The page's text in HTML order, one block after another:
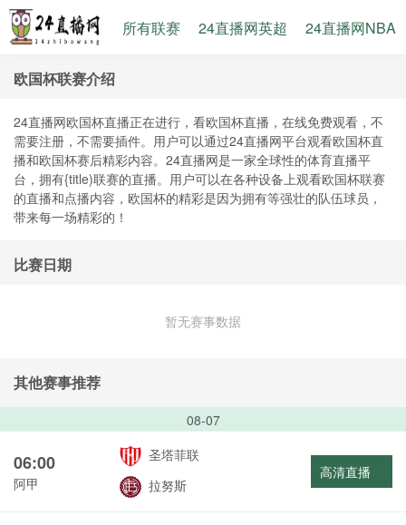
所有联赛 24直播网英超 24直播网NBA
欧国杯联赛介绍
24直播网欧国杯直播正在进行，看欧国杯直播，在线免费观看，不
需要注册，不需要插件。用户可以通过24直播网平台观看欧国杯直
播和欧国杯赛后精彩内容。24直播网是一家全球性的体育直播平
台，拥有{title)联赛的直播。用户可以在各种设备上观看欧国杯联赛
的直播和点播内容，欧国杯的精彩是因为拥有等强壮的队伍球员，
带来每一场精彩的！
比赛日期
暂无赛事数据
其他赛事推荐
08-07
06:00
阿甲
圣塔菲联
拉努斯
高清直播